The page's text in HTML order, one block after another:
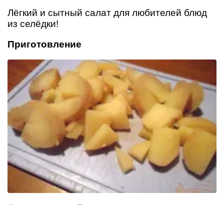
Лёгкий и сытный салат для любителей блюд
из селёдки!
Приготовление